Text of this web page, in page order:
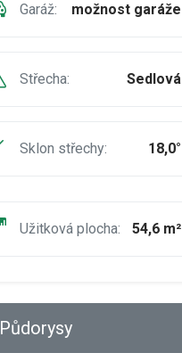
Garáž: možnost garáže
Střecha: Sedlová
Sklon střechy: 18,0°
Užitková plocha: 54,6 m²
Půdorysy